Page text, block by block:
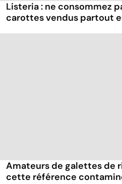
Listeria : ne consommez
carottes vendus partout
Amateurs de galettes de
cette référence